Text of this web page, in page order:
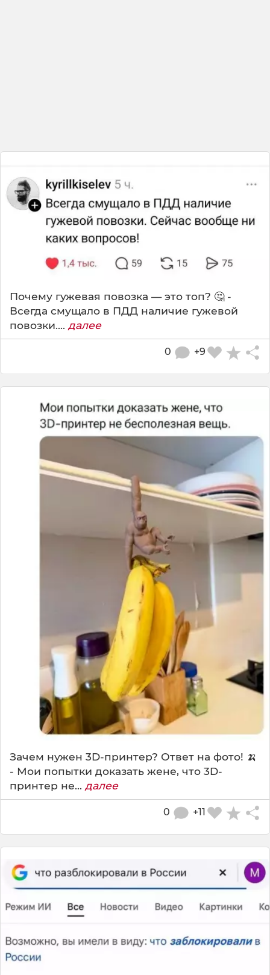
Почему гужевая повозка — это топ? 🤔 -
Всегда смущало в ПДД наличие гужевой
повозки.... далее
+9
0
Зачем нужен 3D-принтер? Ответ на фото! 🍌
- Мои попытки доказать жене, что 3D-
принтер не... далее
+11
0